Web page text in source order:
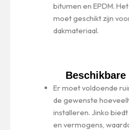
bitumen en EPDM.
moet geschikt zijn
dakmateriaal.
Beschikbare
Er moet voldoende
de gewenste
installeren. Jinko
en vermogens,